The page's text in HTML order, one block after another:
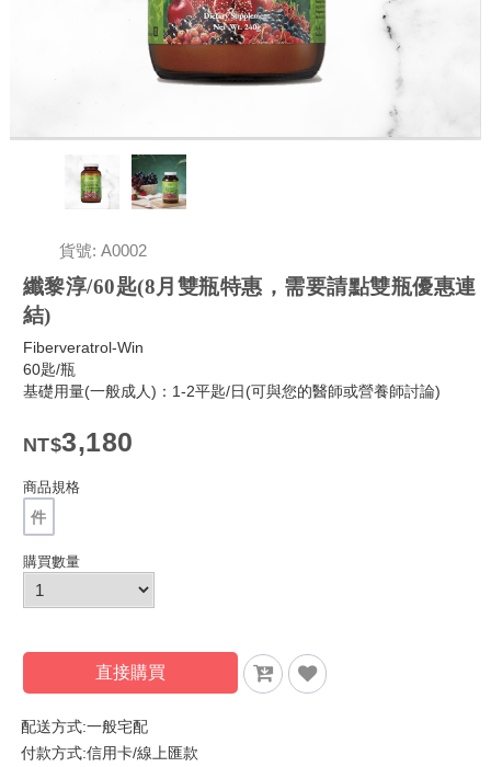
貨號: A0002
纖黎淳/60匙(8月雙瓶特惠，需要請點雙瓶優惠連
結)
Fiberveratrol-Win
60匙/瓶
基礎用量(一般成人)：1-2平匙/日(可與您的醫師或營養師討論)
3,180
商品規格
件
購買數量
直接購買
配送方式:一般宅配
付款方式:信用卡/線上匯款